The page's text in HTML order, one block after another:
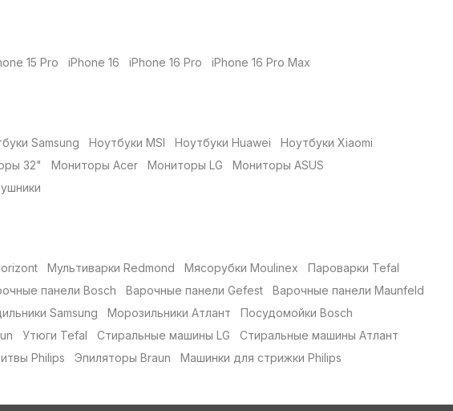
15 Pro iPhone 16 iPhone 16 Pro iPhone 16 Pro Max
Samsung Ноутбуки MSI Ноутбуки Huawei
Ноутбуки Xiaomi
32" Мониторы Acer Мониторы LG
Мониторы ASUS
Мультиварки Redmond Мясорубки Moulinex
Пароварки Tefal
панели Bosch Варочные панели Gefest
Варочные панели Maunfeld
Samsung Морозильники Атлант
Посудомойки Bosch
Утюги Tefal Стиральные машины LG
Стиральные машины Атлант
Philips Эпиляторы Braun Машинки для стрижки Philips